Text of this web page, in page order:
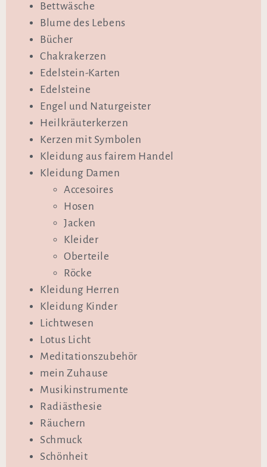
Bettwäsche
Blume des Lebens
Bücher
Chakrakerzen
Edelstein-Karten
Edelsteine
Engel und Naturgeister
Heilkräuterkerzen
Kerzen mit Symbolen
Kleidung aus fairem Handel
Kleidung Damen
Accesoires
Hosen
Jacken
Kleider
Oberteile
Röcke
Kleidung Herren
Kleidung Kinder
Lichtwesen
Lotus Licht
Meditationszubehör
mein Zuhause
Musikinstrumente
Radiästhesie
Räuchern
Schmuck
Schönheit